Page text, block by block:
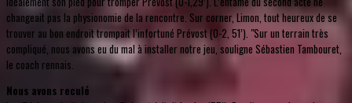
changeait pas la physionomie de la rencontre. Sur corner, Limon, tout heureux de se
trouver au bon endroit trompait l’infortuné Prévost (0-2, 51’). "Sur un terrain très
compliqué, nous avons eu du mal à installer notre jeu, souligne Sébastien Tambouret,
le coach rennais.
Nous avons reculé